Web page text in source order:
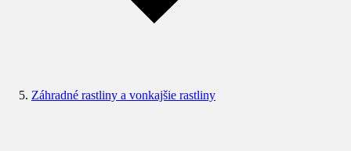
Záhradné rastliny a vonkajšie rastliny